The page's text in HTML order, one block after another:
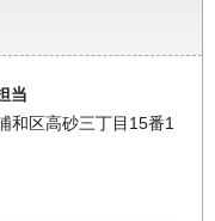
当
和区高砂三丁目15番1